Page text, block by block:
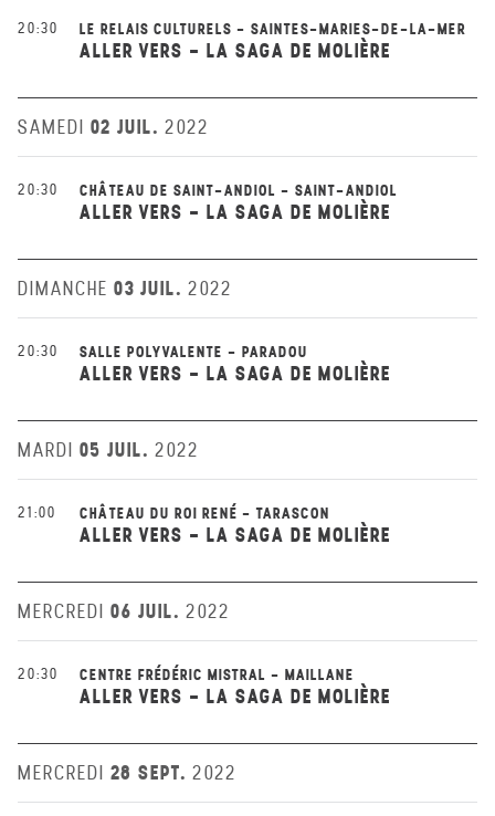
20:30 LE RELAIS CULTURELS - SAINTES-MARIES-DE-LA-MER
ALLER VERS - LA SAGA DE MOLIÈRE
SAMEDI 02 JUIL. 2022
20:30 CHÂTEAU DE SAINT-ANDIOL - SAINT-ANDIOL
ALLER VERS - LA SAGA DE MOLIÈRE
DIMANCHE 03 JUIL. 2022
20:30 SALLE POLYVALENTE - PARADOU
ALLER VERS - LA SAGA DE MOLIÈRE
MARDI 05 JUIL. 2022
21:00 CHÂTEAU DU ROI RENÉ - TARASCON
ALLER VERS - LA SAGA DE MOLIÈRE
MERCREDI 06 JUIL. 2022
20:30 CENTRE FRÉDÉRIC MISTRAL - MAILLANE
ALLER VERS - LA SAGA DE MOLIÈRE
MERCREDI 28 SEPT. 2022